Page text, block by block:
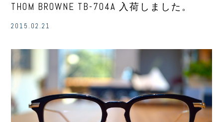
THOM BROWNE TB-704A 入荷しました。
2015.02.21